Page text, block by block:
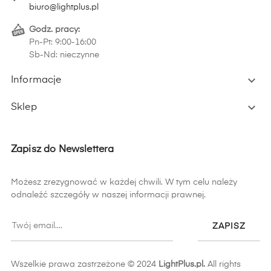
biuro@lightplus.pl
Godz. pracy:
Pn-Pt: 9:00-16:00
Sb-Nd: nieczynne
Informacje 
Sklep 
Zapisz do Newslettera
Możesz zrezygnować w każdej chwili. W tym celu należy
odnaleźć szczegóły w naszej informacji prawnej.
ZAPISZ
Wszelkie prawa zastrzeżone © 2024 LightPlus.pl. All rights